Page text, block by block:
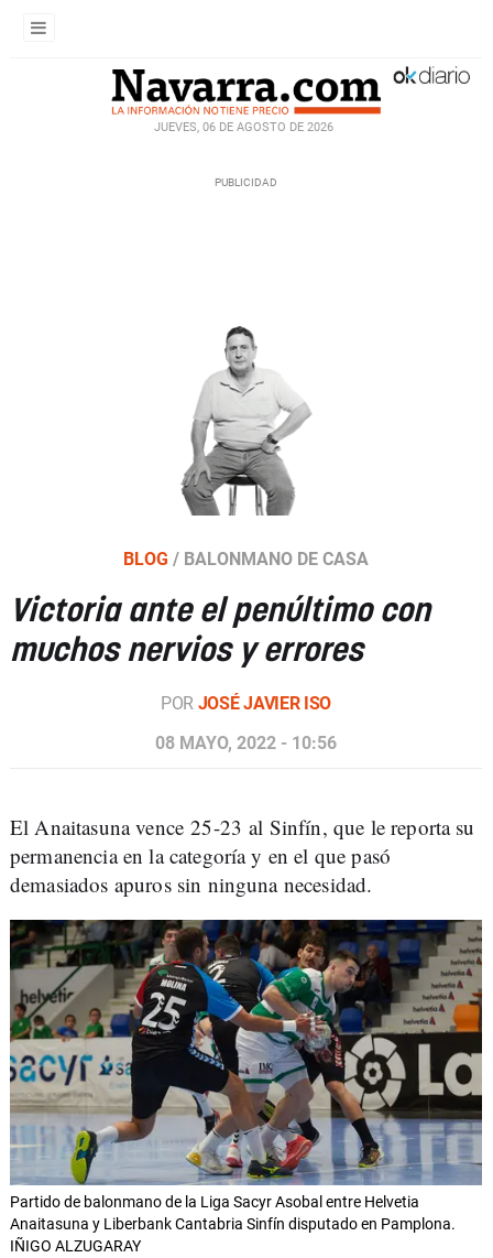
JUEVES, 06 DE AGOSTO DE 2026
BLOG / BALONMANO DE CASA
Victoria ante el penúltimo con
muchos nervios y errores
POR JOSÉ JAVIER ISO
08 MAYO, 2022 - 10:56
El Anaitasuna vence 25-23 al Sinfín, que le reporta su
permanencia en la categoría y en el que pasó
demasiados apuros sin ninguna necesidad.
Partido de balonmano de la Liga Sacyr Asobal entre Helvetia
Anaitasuna y Liberbank Cantabria Sinfín disputado en Pamplona.
IÑIGO ALZUGARAY